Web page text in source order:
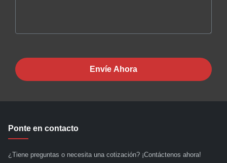
Envíe Ahora
Ponte en contacto
¿Tiene preguntas o necesita una cotización? ¡Contáctenos ahora!